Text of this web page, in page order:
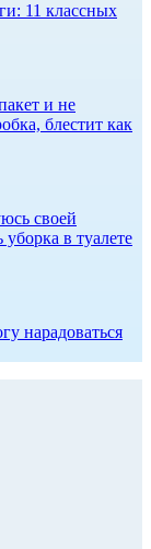
11 классных
и не
блестит как
своей
в туалете
нарадоваться